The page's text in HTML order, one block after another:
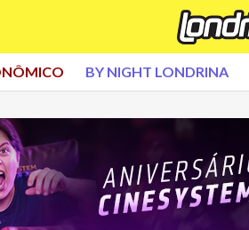
BY NIGHT LONDRINA